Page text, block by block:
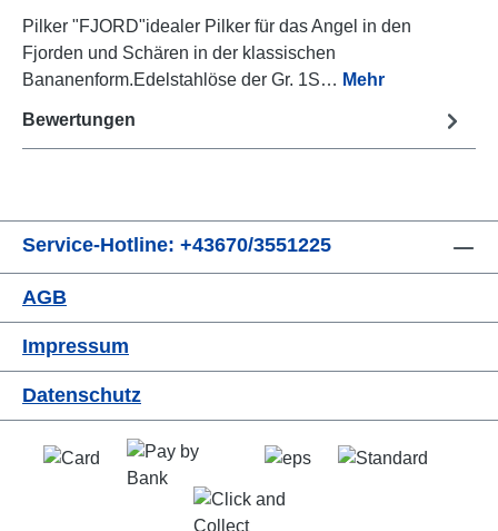
Pilker "FJORD"idealer Pilker für das Angel in den
Fjorden und Schären in der klassischen
Bananenform.Edelstahlöse der Gr. 1S… Mehr
Bewertungen
Service-Hotline: +43670/3551225
AGB
Impressum
Datenschutz